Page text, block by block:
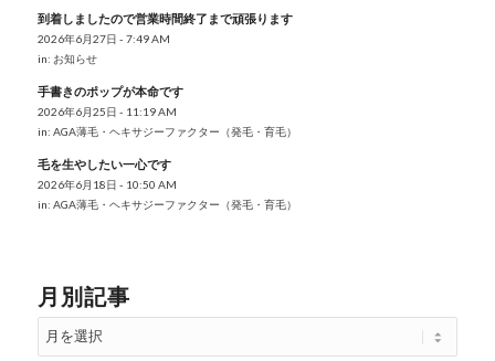
到着しましたので営業時間終了まで頑張ります
2026年6月27日 - 7:49 AM
in: お知らせ
手書きのポップが本命です
2026年6月25日 - 11:19 AM
in: AGA薄毛・ヘキサジーファクター（発毛・育毛）
毛を生やしたい一心です
2026年6月18日 - 10:50 AM
in: AGA薄毛・ヘキサジーファクター（発毛・育毛）
月別記事